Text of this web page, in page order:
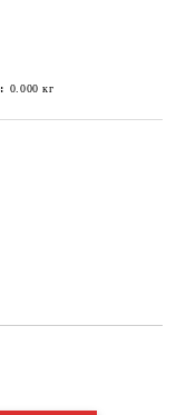
0.000 кг